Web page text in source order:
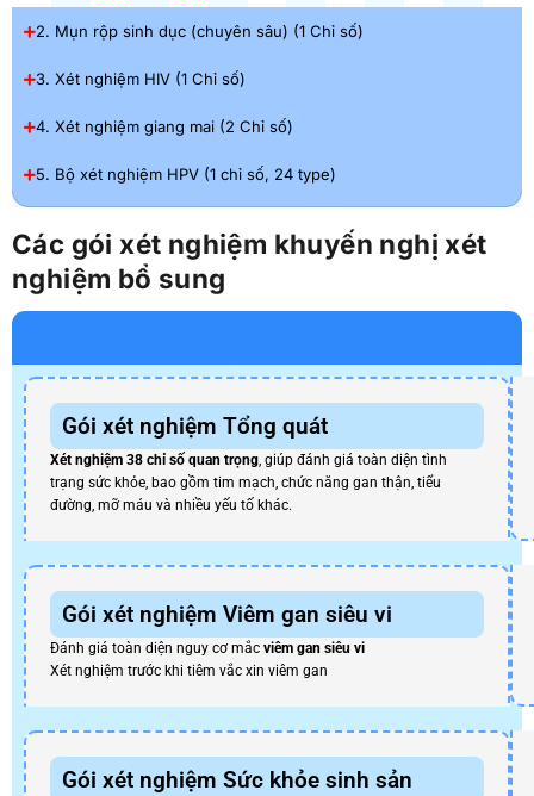
2. Mụn rộp sinh dục (chuyên sâu) (1 Chỉ số)
3. Xét nghiệm HIV (1 Chỉ số)
4. Xét nghiệm giang mai (2 Chỉ số)
5. Bộ xét nghiệm HPV (1 chỉ số, 24 type)
Các gói xét nghiệm khuyến nghị xét
nghiệm bổ sung
Gói xét nghiệm Tổng quát
Xét nghiệm 38 chỉ số quan trọng, giúp đánh giá toàn diện tình
trạng sức khỏe, bao gồm tim mạch, chức năng gan thận, tiểu
đường, mỡ máu và nhiều yếu tố khác.
Gói xét nghiệm Viêm gan siêu vi
Đánh giá toàn diện nguy cơ mắc viêm gan siêu vi
Xét nghiệm trước khi tiêm vắc xin viêm gan
Gói xét nghiệm Sức khỏe sinh sản